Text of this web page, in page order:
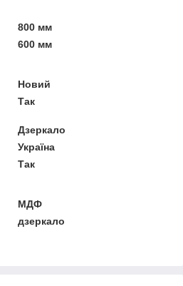
800 мм
600 мм
Новий
Так
Дзеркало
Україна
Так
МДФ
дзеркало